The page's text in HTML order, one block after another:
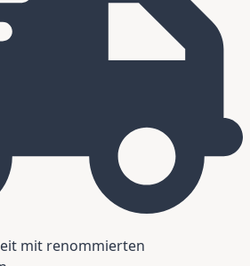
mit renommierten